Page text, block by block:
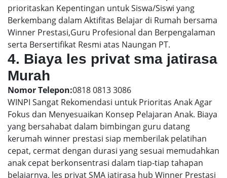
prioritaskan Kepentingan untuk Siswa/Siswi yang
Berkembang dalam Aktifitas Belajar di Rumah bersama
Winner Prestasi,Guru Profesional dan Berpengalaman
serta Bersertifikat Resmi atas Naungan PT.
4. Biaya les privat sma jatirasa
Murah
Nomor Telepon:0818 0813 3086
WINPI Sangat Rekomendasi untuk Prioritas Anak Agar
Fokus dan Menyesuaikan Konsep Pelajaran Anak. Biaya
yang bersahabat dalam bimbingan guru datang
kerumah winner prestasi siap memberilak pelatihan
cepat, cermat dengan durasi yang sesuai memudahkan
anak cepat berkonsentrasi dalam tiap-tiap tahapan
belajarnya, les privat SMA jatirasa hub Winner Prestasi